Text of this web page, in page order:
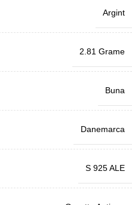
Argint
2.81 Grame
Buna
Danemarca
S 925 ALE